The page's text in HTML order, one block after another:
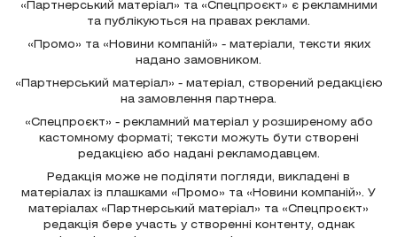
«Партнерський матеріал» та «Спецпроєкт» є рекламними
та публікуються на правах реклами.
«Промо» та «Новини компаній» - матеріали, тексти яких
надано замовником.
«Партнерський матеріал» - матеріал, створений редакцією
на замовлення партнера.
«Спецпроєкт» - рекламний матеріал у розширеному або
кастомному форматі; тексти можуть бути створені
редакцією або надані рекламодавцем.
Редакція може не поділяти погляди, викладені в
матеріалах із плашками «Промо» та «Новини компаній». У
матеріалах «Партнерський матеріал» та «Спецпроєкт»
редакція бере участь у створенні контенту, однак